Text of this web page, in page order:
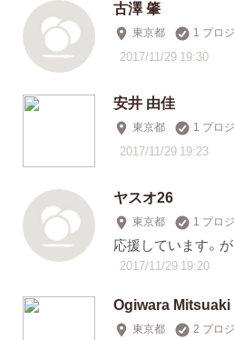
古澤 肇
東京都 1 プロ
2017/11/29 19:30
安井 由佳
東京都 1 プロ
2017/11/29 19:23
ヤスオ26
東京都 1 プロ
応援しています。
2017/11/29 19:20
Ogiwara Mitsuaki
東京都 2 プロ